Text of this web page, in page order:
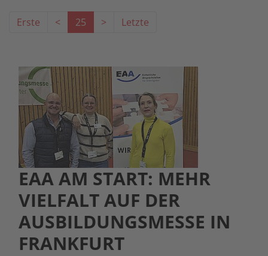
Erste < 25 > Letzte
EAA AM START: MEHR
VIELFALT AUF DER
AUSBILDUNGSMESSE IN
FRANKFURT